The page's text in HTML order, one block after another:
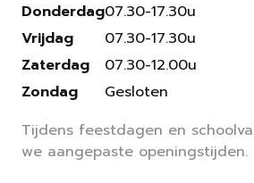
Donderdag
Vrijdag
Zaterdag
Zondag
07.30-17.30u
07.30-17.30u
07.30-12.00u
Gesloten
Tijdens feestdagen en
we aangepaste openingstijden.